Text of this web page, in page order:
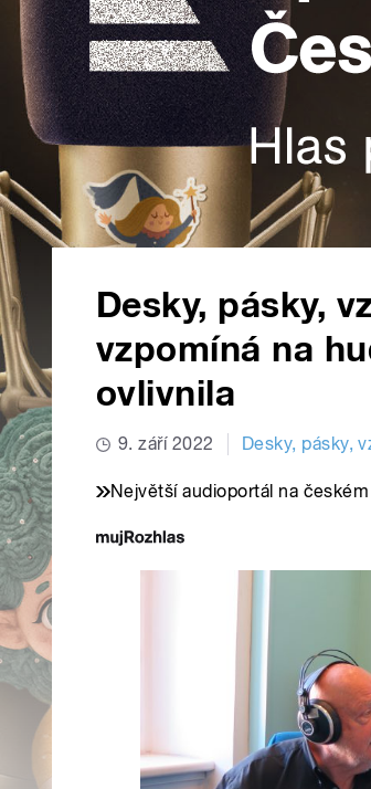
Desky, pásky,
vzpomíná na
ovlivnila
9. září 2022 Desky, pásky,
Největší audioportál na